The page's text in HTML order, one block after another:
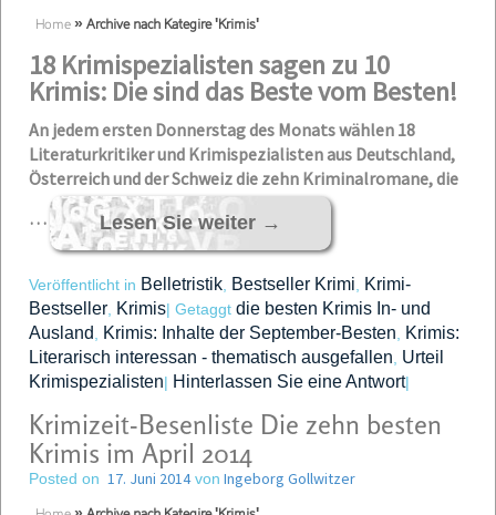
Home » Archive nach Kategire 'Krimis'
18 Krimispezialisten sagen zu 10
Krimis: Die sind das Beste vom Besten!
An jedem ersten Donnerstag des Monats wählen 18
Literaturkritiker und Krimispezialisten aus Deutschland,
Österreich und der Schweiz die zehn Kriminalromane, die
…
Lesen Sie weiter →
Veröffentlicht in Belletristik Bestseller Krimi
Krimi-
Bestseller Krimis| Getaggt die besten Krimis In- und
Ausland
Krimis: Inhalte der September-Besten
Krimis:
Literarisch interessan - thematisch ausgefallen Urteil
Krimispezialisten| Hinterlassen Sie eine Antwort|
Krimizeit-Besenliste Die zehn besten
Krimis im April 2014
Posted on 17. Juni 2014von Ingeborg Gollwitzer